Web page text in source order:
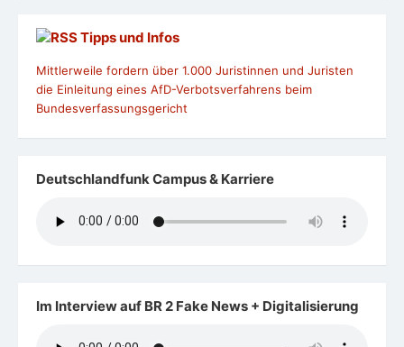
Tipps und Infos
Mittlerweile fordern über 1.000 Juristinnen und Juristen
die Einleitung eines AfD-Verbotsverfahrens beim
Bundesverfassungsgericht
Deutschlandfunk Campus & Karriere
Im Interview auf BR 2 Fake News + Digitalisierung